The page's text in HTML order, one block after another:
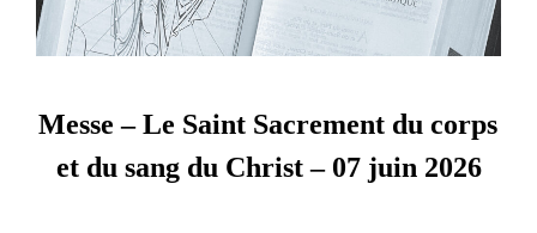
Messe – Le Saint Sacrement du corps
et du sang du Christ – 07 juin 2026